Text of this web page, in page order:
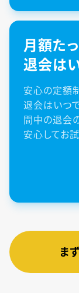
月額た
退会は
安心の定額
退会はいつ
間中の退会
安心してお試
ま